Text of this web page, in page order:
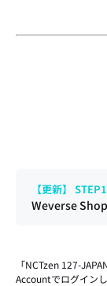
【更新】 STEP1
Weverse
「NCTzen 127-
Accountでログイン